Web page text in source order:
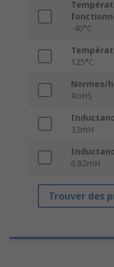
-40°C
125°C
Normes/
RoHS
33mH
0.82mH
Trouver des